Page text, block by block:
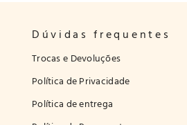
Dúvidas frequentes
Trocas e Devoluções
Política de Privacidade
Política de entrega